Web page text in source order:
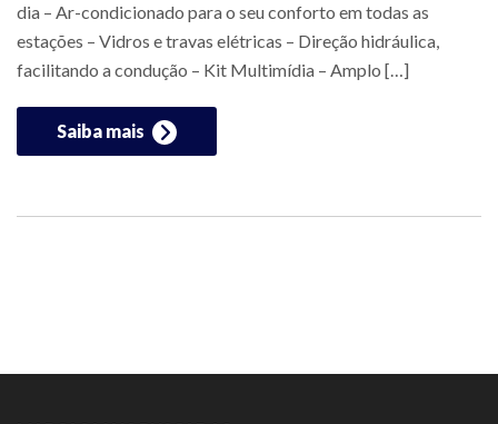
dia – Ar-condicionado para o seu conforto em todas as
estações – Vidros e travas elétricas – Direção hidráulica,
facilitando a condução – Kit Multimídia – Amplo […]
Saiba mais